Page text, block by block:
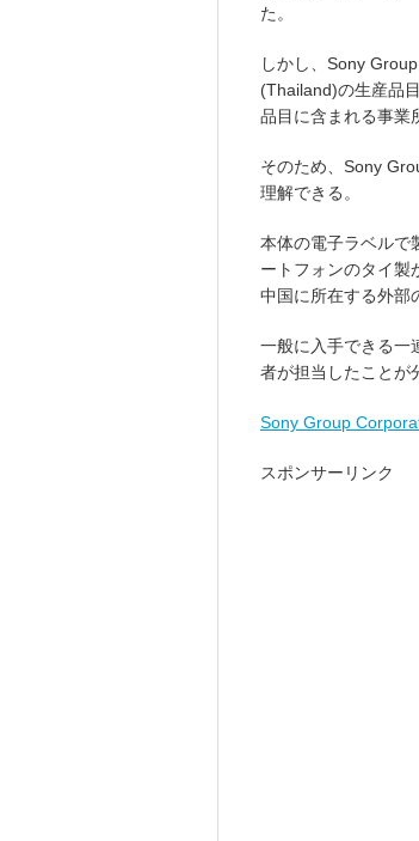
た。
しかし、Sony
(Thailand)の生産品
品目に含まれる事業
そのため、Sony
理解できる。
本体の電子ラベルで
ートフォンのタイ製
中国に所在する外部
一般に入手できる一
者が担当したことが
Sony Group
スポンサーリンク